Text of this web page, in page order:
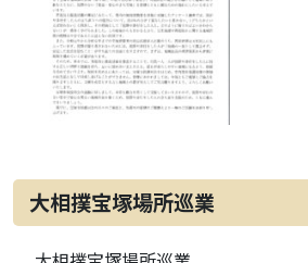
大相撲宝塚場所巡業